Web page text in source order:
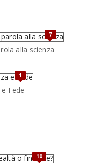
7
alla scienza
1
Fede
10